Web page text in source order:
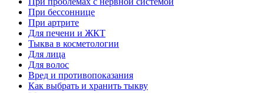
При бессоннице
При артрите
Для печени и ЖКТ
Тыква в косметологии
Для лица
Для волос
Вред и противопоказания
Как выбрать и хранить тыкву